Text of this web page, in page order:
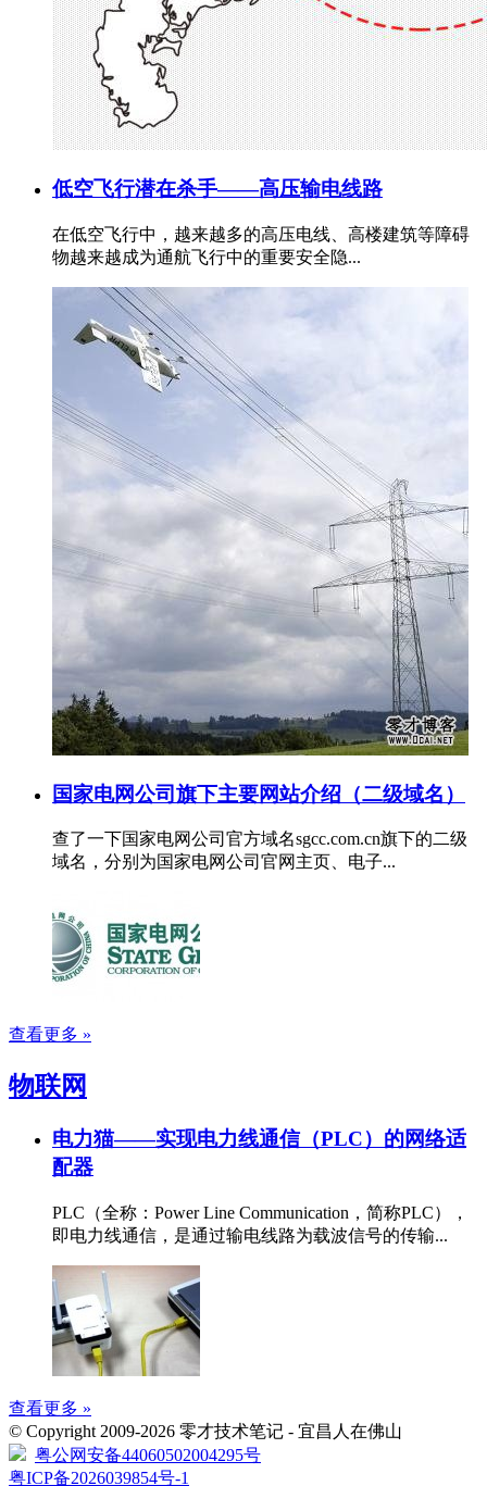
低空飞行潜在杀手——高压输电线路
在低空飞行中，越来越多的高压电线、高楼建筑等障碍
物越来越成为通航飞行中的重要安全隐...
国家电网公司旗下主要网站介绍（二级域名）
查了一下国家电网公司官方域名sgcc.com.cn旗下的二级
域名，分别为国家电网公司官网主页、电子...
查看更多 »
物联网
电力猫——实现电力线通信（PLC）的网络适
配器
PLC（全称：Power Line Communication，简称PLC），
即电力线通信，是通过输电线路为载波信号的传输...
查看更多 »
© Copyright 2009-2026 零才技术笔记 - 宜昌人在佛山
粤公网安备44060502004295号
粤ICP备2026039854号-1